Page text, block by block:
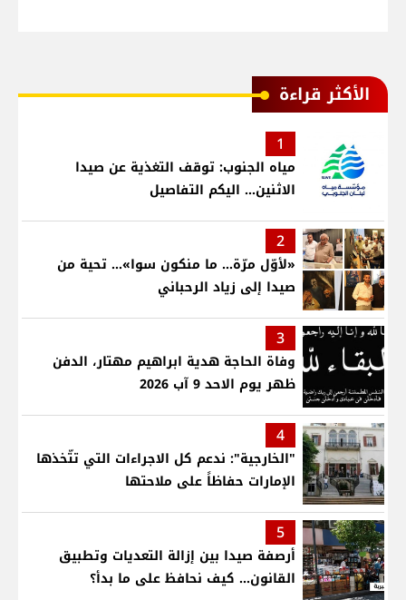
الأكثر قراءة
1
مياه الجنوب: توقف التغذية عن صيدا
الاثنين... اليكم التفاصيل
2
«لأوّل مرّة… ما منكون سوا»… تحية من
صيدا إلى زياد الرحباني
3
وفاة الحاجة هدية ابراهيم مهتار، الدفن
ظهر يوم الاحد 9 آب 2026
4
"الخارجية": ندعم كل الاجراءات التي تتّخذها
الإمارات حفاظاً على ملاحتها
5
أرصفة صيدا بين إزالة التعديات وتطبيق
القانون... كيف نحافظ على ما بدأ؟